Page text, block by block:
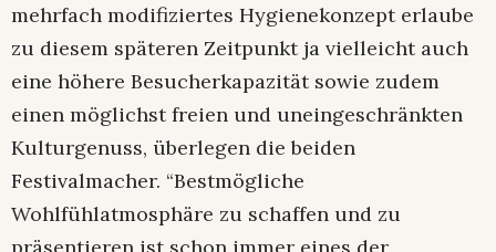
mehrfach modifiziertes Hygienekonzept erlaube
zu diesem späteren Zeitpunkt ja vielleicht auch
eine höhere Besucherkapazität sowie zudem
einen möglichst freien und uneingeschränkten
Kulturgenuss, überlegen die beiden
Festivalmacher. “Bestmögliche
Wohlfühlatmosphäre zu schaffen und zu
präsentieren ist schon immer eines der